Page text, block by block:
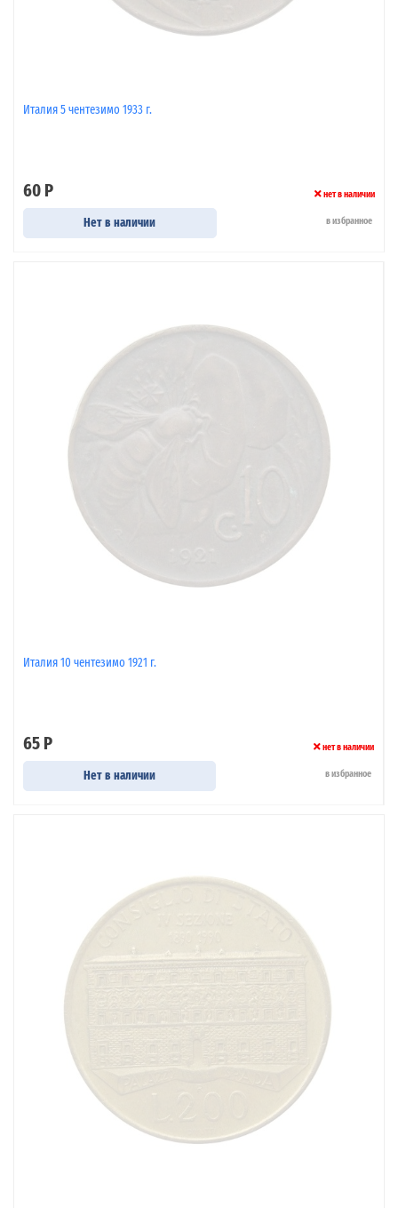
Италия 5 чентезимо 1933 г.
60 Р нет в наличии
Нет в наличии в избранное
Италия 10 чентезимо 1921 г.
65 Р нет в наличии
Нет в наличии в избранное